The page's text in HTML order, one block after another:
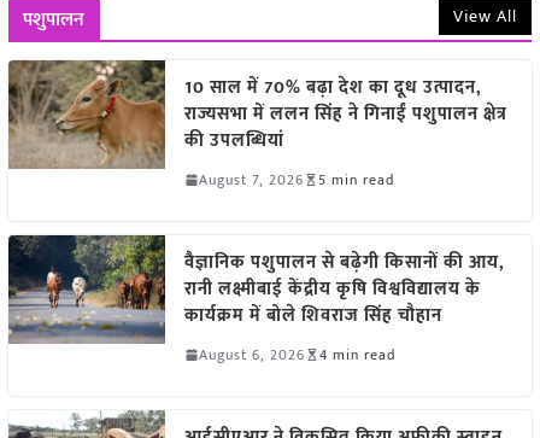
पशुपालन View All
10 साल में 70% बढ़ा देश का दूध उत्पादन,
राज्यसभा में ललन सिंह ने गिनाईं पशुपालन क्षेत्र
की उपलब्धियां
August 7, 2026 5 min read
वैज्ञानिक पशुपालन से बढ़ेगी किसानों की आय,
रानी लक्ष्मीबाई केंद्रीय कृषि विश्वविद्यालय के
कार्यक्रम में बोले शिवराज सिंह चौहान
August 6, 2026 4 min read